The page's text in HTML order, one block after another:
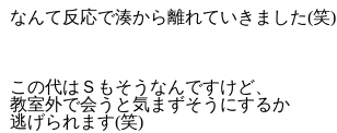
なんて反応で湊から離れていきました(笑)
この代はＳもそうなんですけど、
教室外で会うと気まずそうにするか
逃げられます(笑)